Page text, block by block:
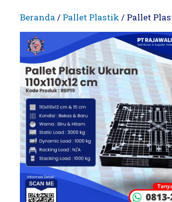
Beranda / Pallet Plastik / Pallet